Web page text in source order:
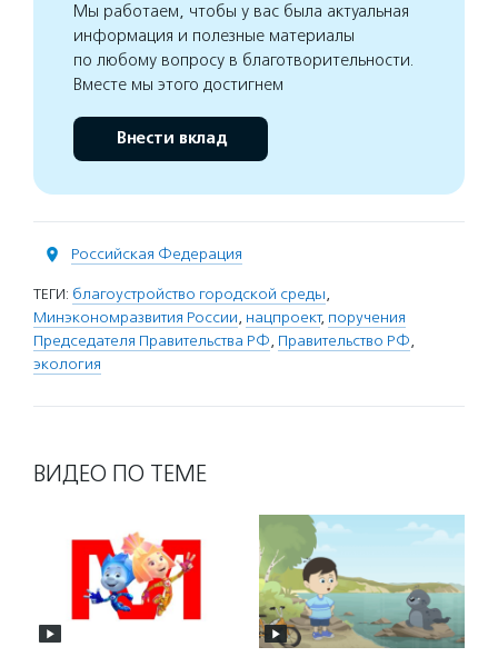
Мы работаем, чтобы у вас была актуальная
информация и полезные материалы
по любому вопросу в благотворительности.
Вместе мы этого достигнем
Внести вклад
Российская Федерация
ТЕГИ: благоустройство городской среды,
Минэкономразвития России, нацпроект, поручения
Председателя Правительства РФ, Правительство РФ,
экология
ВИДЕО ПО ТЕМЕ